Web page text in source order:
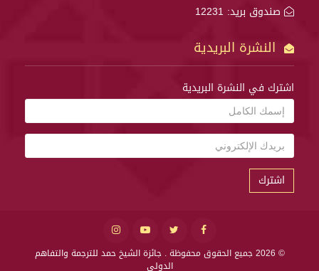
صندوق بريد: 12231
النشرة البريدية
اشترك في النشرة البريدية
اشترك
© 2026 جميع الحقوق محفوظة .
جائزة الشيخ حمد للترجمة والتفاهم
الدولي